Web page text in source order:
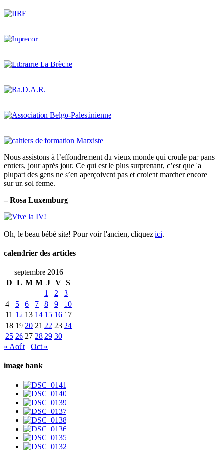
Nous assistons à l’effondrement du vieux monde qui croule par pans
entiers, jour après jour. Ce qui est le plus surprenant, c’est que la
plupart des gens ne s’en aperçoivent pas et croient marcher encore
sur un sol ferme.
– Rosa Luxemburg
Oh, le beau bébé site! Pour voir l'ancien, cliquez ici.
calendrier des articles
septembre 2016
D L M M J V S
1
2
3
4
5 6 7 8 9
10
11 12 13 14 15 16 17
18 19 20 21 22 23 24
25 26 27 28 29 30
« Août
Oct »
image bank